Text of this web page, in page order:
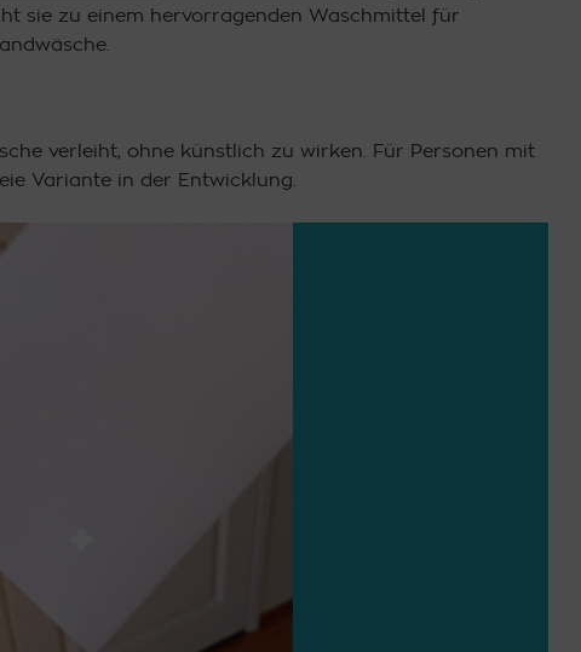
sie zu einem hervorragenden Waschmittel für
verleiht, ohne künstlich zu wirken. Für Personen mit
Variante in der Entwicklung.